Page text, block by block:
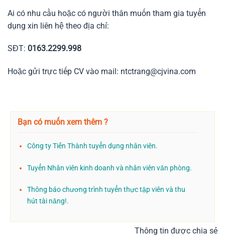
Ai có nhu cầu hoặc có người thân muốn tham gia tuyển
dụng xin liên hệ theo địa chỉ:
SĐT: 0163.2299.998
Hoặc gửi trực tiếp CV vào mail: ntctrang@cjvina.com
Bạn có muốn xem thêm ?
Công ty Tiến Thành tuyển dụng nhân viên.
Tuyển Nhân viên kinh doanh và nhân viên văn phòng.
Thông báo chương trình tuyển thực tập viên và thu
hút tài năng!.
Thông tin được chia sẻ